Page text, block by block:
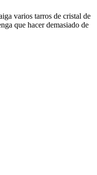
varios tarros de cristal de
que hacer demasiado de